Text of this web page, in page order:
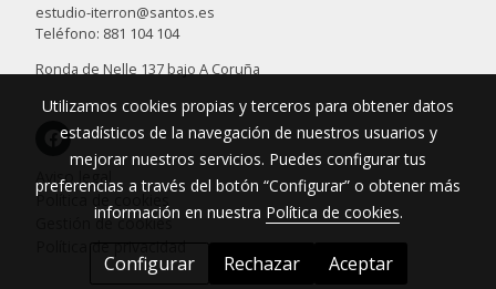
estudio-iterron@santos.es
Teléfono: 881 104 104
Ronda de Nelle 137 bajo A Coruña
Aviso legal
Política de cookies
Gestión de cookies
Utilizamos cookies propias y terceros para obtener datos
estadísticos de la navegación de nuestros usuarios y
mejorar nuestros servicios. Puedes configurar tus
preferencias a través del botón “Configurar” o obtener más
información en nuestra Política de cookies.
Configurar Rechazar Aceptar